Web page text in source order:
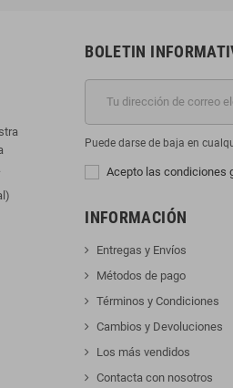
BOLETIN
Puede darse de baja en
Acepto las condiciones
INFORMACIÓN
Entregas y Envíos
Métodos de pago
Términos y Condiciones
Cambios y Devoluciones
Los más vendidos
Contacta con nosotros